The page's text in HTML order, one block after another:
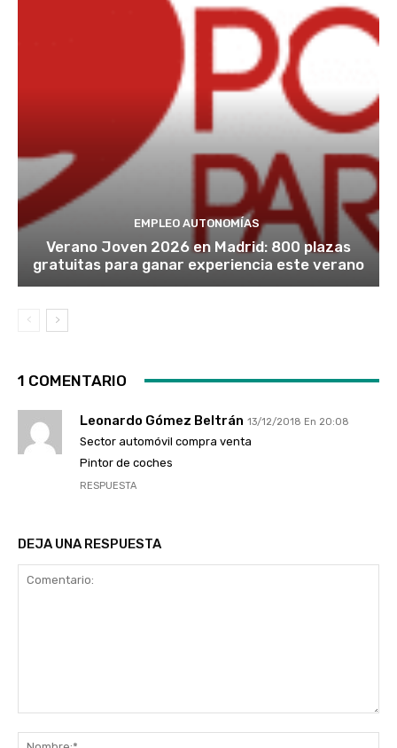
EMPLEO AUTONOMÍAS
Verano Joven 2026 en Madrid: 800 plazas
gratuitas para ganar experiencia este verano
1 COMENTARIO
Leonardo Gómez Beltrán 13/12/2018 En 20:08
Sector automóvil compra venta
Pintor de coches
RESPUESTA
DEJA UNA RESPUESTA